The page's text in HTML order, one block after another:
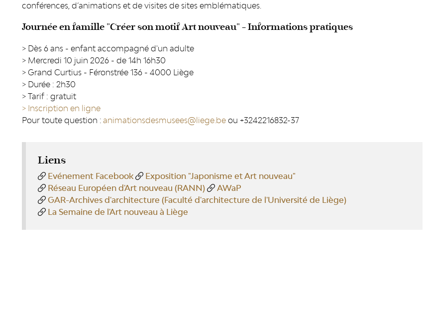
conférences, d’animations et de visites de sites emblématiques.
Journée en famille "Créer son motif Art nouveau" - Informations pratiques
> Dès 6 ans - enfant accompagné d'un adulte
> Mercredi 10 juin 2026 - de 14h 16h30
> Grand Curtius - Féronstrée 136 - 4000 Liège
> Durée : 2h30
> Tarif : gratuit
> Inscription en ligne
Pour toute question : animationsdesmusees@liege.be ou +3242216832-37
Liens
Evénement Facebook
Exposition "Japonisme et Art nouveau"
Réseau Européen d'Art nouveau (RANN)
AWaP
GAR-Archives d'architecture (Faculté d'architecture de l'Université de Liège)
La Semaine de l'Art nouveau à Liège